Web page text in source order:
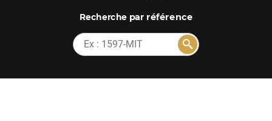
Recherchepar référence